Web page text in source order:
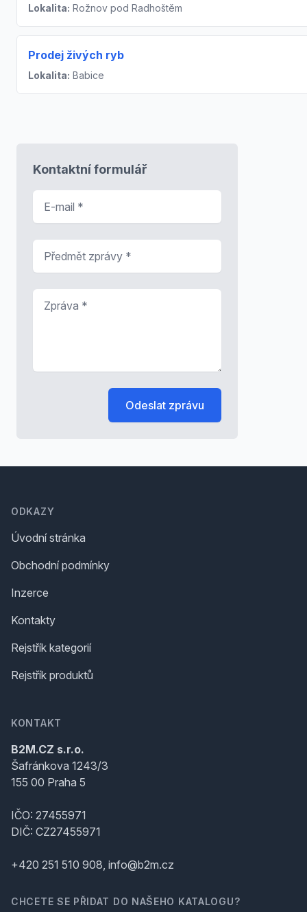
Lokalita: Rožnov pod Radhoštěm
Prodej živých ryb
Lokalita: Babice
Kontaktní formulář
Odeslat zprávu
ODKAZY
Úvodní stránka
Obchodní podmínky
Inzerce
Kontakty
Rejstřík kategorií
Rejstřík produktů
KONTAKT
B2M.CZ s.r.o.
Šafránkova 1243/3
155 00 Praha 5
IČO: 27455971
DIČ: CZ27455971
+420 251 510 908, info@b2m.cz
CHCETE SE PŘIDAT DO NAŠEHO KATALOGU?